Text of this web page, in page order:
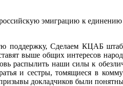
эмиграцию к
Сделаем КЦАБ
выше общих ин­тересов
распылить наши силы к
и сестры, томящиеся в
докладчиков были